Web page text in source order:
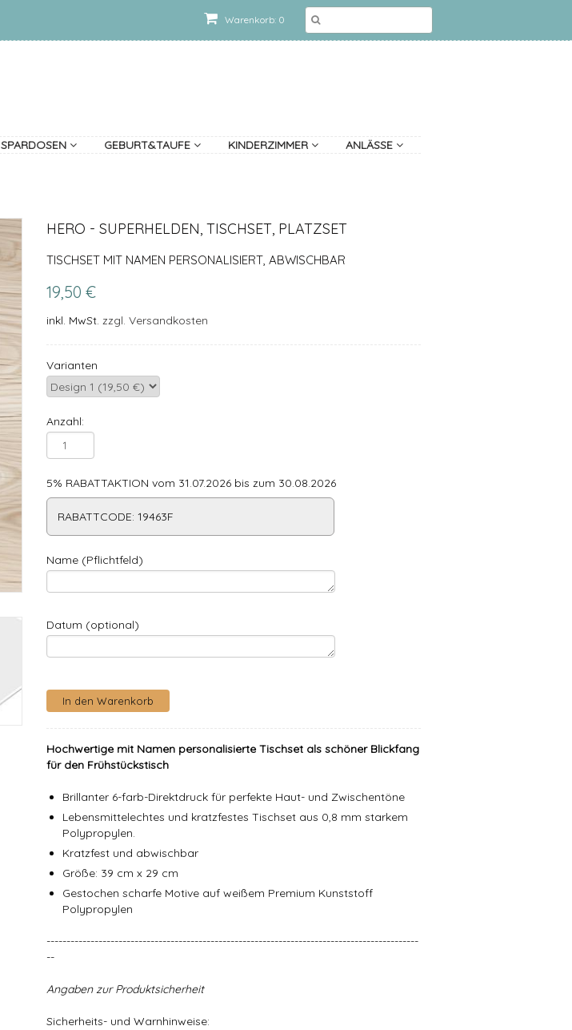
Warenkorb: 0
SPARDOSEN GEBURT&TAUFE KINDERZIMMER ANLÄSSE
HERO - SUPERHELDEN, TISCHSET, PLATZSET
TISCHSET MIT NAMEN PERSONALISIERT, ABWISCHBAR
19,50 €
inkl. MwSt. zzgl. Versandkosten
Varianten
Anzahl:
5% RABATTAKTION vom 31.07.2026 bis zum 30.08.2026
RABATTCODE: 19463F
Name (Pflichtfeld)
Datum (optional)
Hochwertige mit Namen personalisierte Tischset als schöner Blickfang
für den Frühstückstisch
Brillanter 6-farb-Direktdruck für perfekte Haut- und Zwischentöne
Lebensmittelechtes und kratzfestes Tischset aus 0,8 mm starkem
Polypropylen.
Kratzfest und abwischbar
Größe: 39 cm x 29 cm
Gestochen scharfe Motive auf weißem Premium Kunststoff
Polypropylen
---------------------------------------------------------------------------------------------
--
Angaben zur Produktsicherheit
Sicherheits- und Warnhinweise: